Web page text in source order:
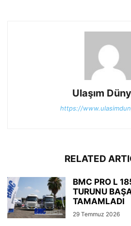
Ulaşım
https://
RELATED
BMC PRO L
TURUNU
TAMAMLADI
29 Temmuz 2026